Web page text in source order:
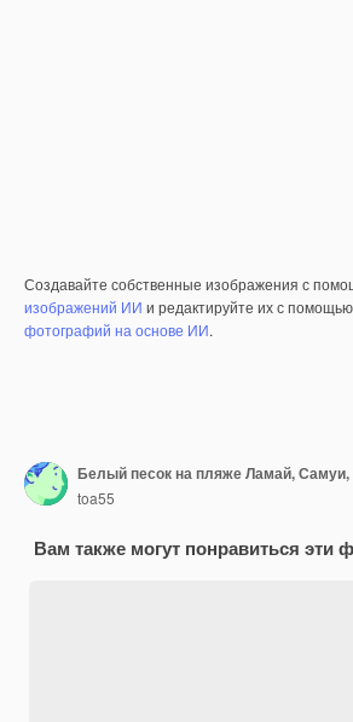
Создавайте собственные изображения с
изображений ИИ и редактируйте их с
фотографий на основе ИИ.
toa55
Вам также могут понравиться эти